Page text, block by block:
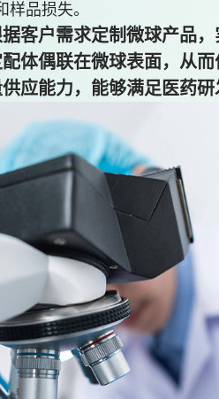
品损失。
客户需求定制微球产品
体偶联在微球表面，从
应能力，能够满足医药研